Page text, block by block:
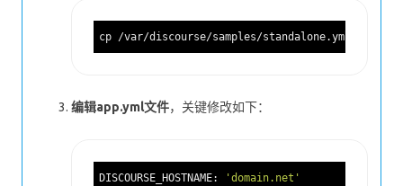
编辑app.yml文件，关键修改如下：
DISCOURSE_HOSTNAME: 'domain.net'